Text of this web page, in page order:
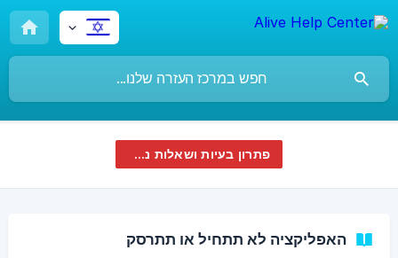
פתרון בעיות ושאלות נפוצות
האפליקציה לא תתחיל או תתרסק